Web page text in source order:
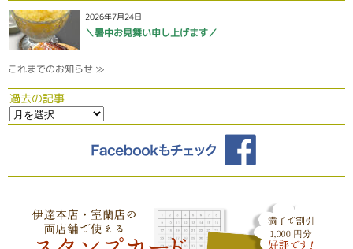
2026年7月24日
＼暑中お見舞い申し上げます／
これまでのお知らせ ≫
過去の記事